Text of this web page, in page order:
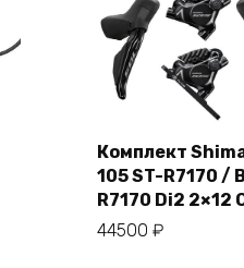
В
Комплект
105 ST-R7170 /
R7170 Di2 2×12
44500 ₽